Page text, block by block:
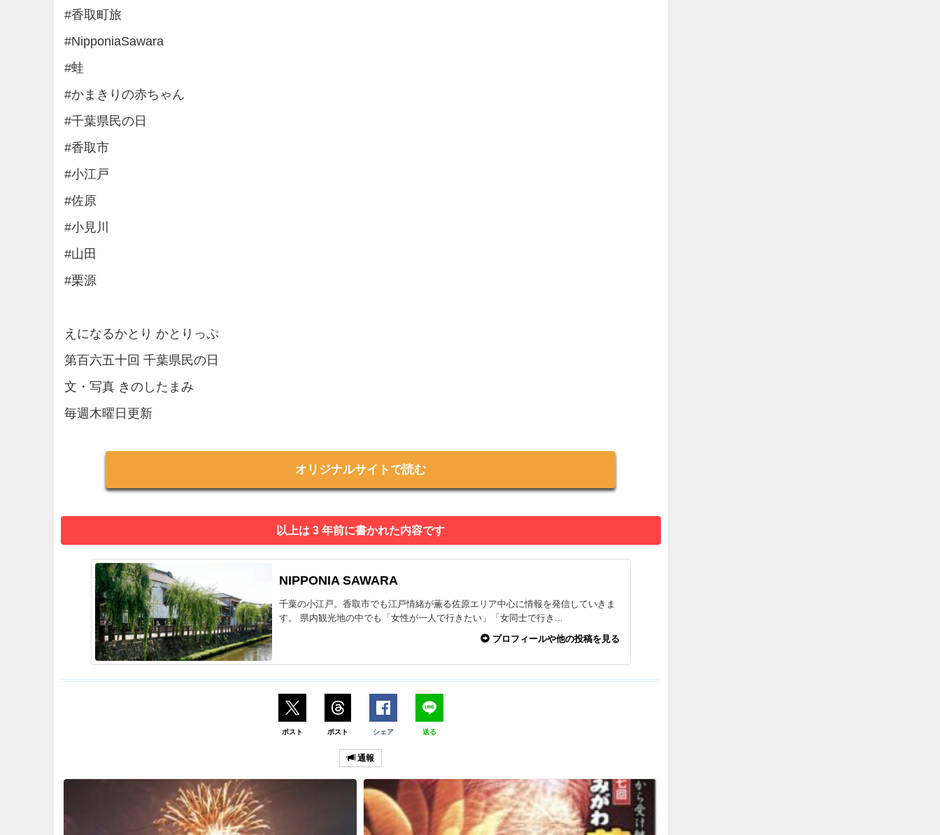
#香取町旅
#NipponiaSawara
#蛙
#かまきりの赤ちゃん
#千葉県民の日
#香取市
#小江戸
#佐原
#小見川
#山田
#栗源
えになるかとり かとりっぷ
第百六五十回 千葉県民の日
文・写真 きのしたまみ
毎週木曜日更新
オリジナルサイトで読む
以上は 3 年前に書かれた内容です
NIPPONIA SAWARA
千葉の小江戸。香取市でも江戸情緒が薫る佐原エリア中心に情報を発信していきま
す。 県内観光地の中でも「女性が一人で行きたい」「女同士で行き...
プロフィールや他の投稿を見る
ポスト ポスト シェア 送る
通報